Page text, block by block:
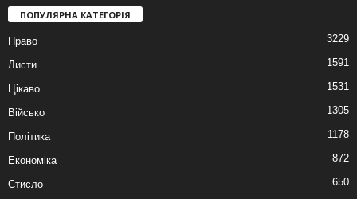
ПОПУЛЯРНА КАТЕГОРІЯ
Право 3229
Листи 1591
Цікаво 1531
Військо 1305
Політика 1178
Економіка 872
Стисло 650